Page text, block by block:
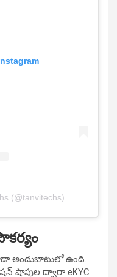
(@tanvitechs)
అందుబాటులో ఉంది.
షాపుల ద్వారా eKYC